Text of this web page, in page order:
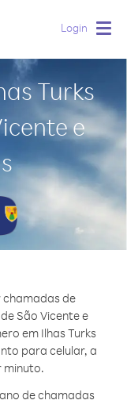
Login
Turks
e
chamadas de
São Vicente e
em Ilhas Turks
para celular, a
minuto.
de chamadas